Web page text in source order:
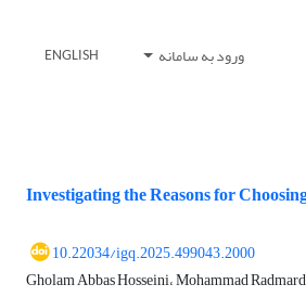
ورود به سامانه ENGLISH
Investigating the Reasons for
10.22034/igq.2025.499043.2000
Gholam Abbas Hosseini، Mohammad Radmard